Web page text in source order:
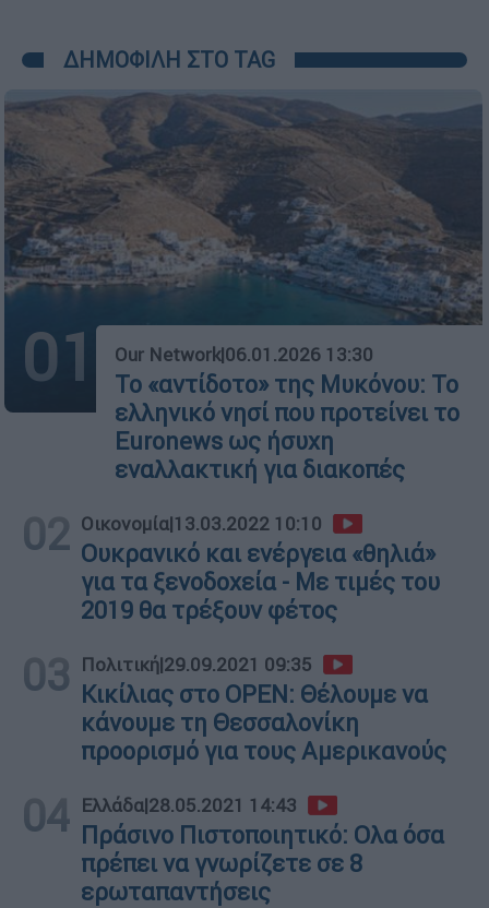
ΔΗΜΟΦΙΛΗ ΣΤΟ TAG
01 Our Network|06.01.2026 13:30
Το «αντίδοτο» της Μυκόνου: Το
ελληνικό νησί που προτείνει το
Euronews ως ήσυχη
εναλλακτική για διακοπές
02 Οικονομία|13.03.2022 10:10
Ουκρανικό και ενέργεια «θηλιά»
για τα ξενοδοχεία - Με τιμές του
2019 θα τρέξουν φέτος
03 Πολιτική|29.09.2021 09:35
Κικίλιας στο OPEN: Θέλουμε να
κάνουμε τη Θεσσαλονίκη
προορισμό για τους Αμερικανούς
04 Ελλάδα|28.05.2021 14:43
Πράσινο Πιστοποιητικό: Ολα όσα
πρέπει να γνωρίζετε σε 8
ερωταπαντήσεις